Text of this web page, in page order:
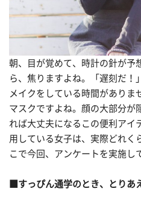
朝、目が覚めて、時計の針が予
ら、焦りますよね。「遅刻だ！
メイクをしている時間がありま
マスクですよね。顔の大部分が
れば大丈夫になるこの便利アイ
用している女子は、実際どれ
こで今回、アンケートを実施し
■すっぴん通学のとき、とりあ